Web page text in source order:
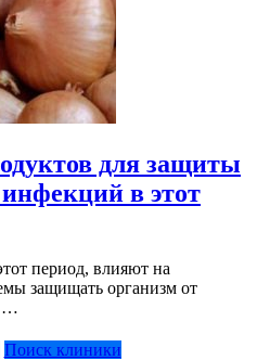
для защиты
в этот
период, влияют на
защищать организм от
…
Поиск клиники